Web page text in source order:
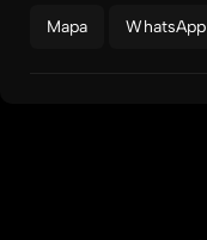
Mapa WhatsApp